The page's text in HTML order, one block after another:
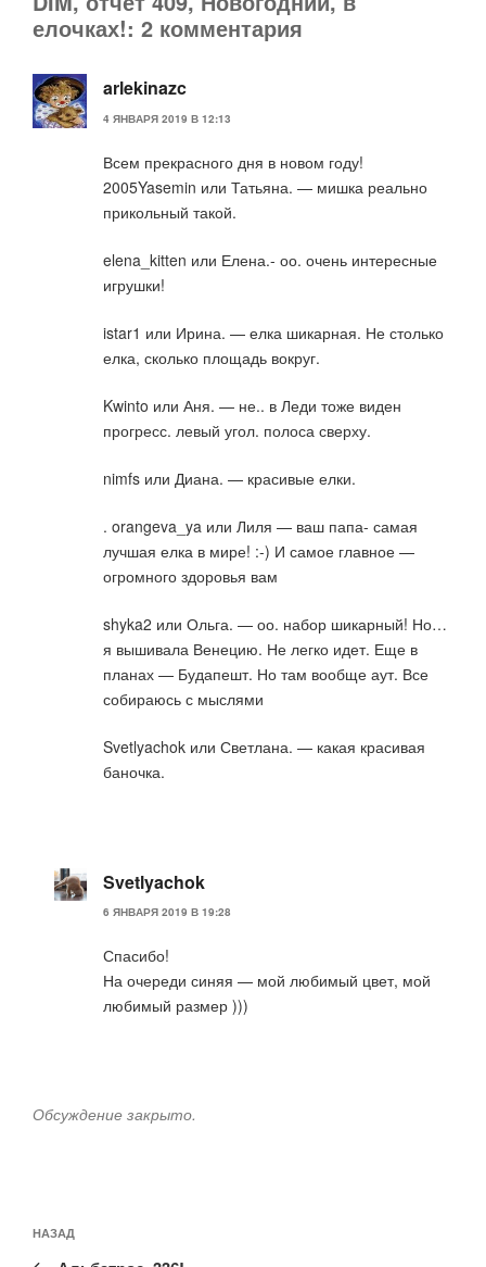
елочках!: 2 комментария
arlekinazc
4 ЯНВАРЯ 2019 В 12:13
Всем прекрасного дня в новом году!
2005Yasemin или Татьяна. — мишка реально
прикольный такой.
elena_kitten или Елена.- оо. очень интересные
игрушки!
istar1 или Ирина. — елка шикарная. Не столько
елка, сколько площадь вокруг.
Kwinto или Аня. — не.. в Леди тоже виден
прогресс. левый угол. полоса сверху.
nimfs или Диана. — красивые елки.
. orangeva_ya или Лиля — ваш папа- самая
лучшая елка в мире! :-) И самое главное —
огромного здоровья вам
shyka2 или Ольга. — оо. набор шикарный! Но…
я вышивала Венецию. Не легко идет. Еще в
планах — Будапешт. Но там вообще аут. Все
собираюсь с мыслями
Svetlyachok или Светлана. — какая красивая
баночка.
Svetlyachok
6 ЯНВАРЯ 2019 В 19:28
Спасибо!
На очереди синяя — мой любимый цвет, мой
любимый размер )))
Обсуждение закрыто.
по
Предыдущая
запись:
НАЗАД